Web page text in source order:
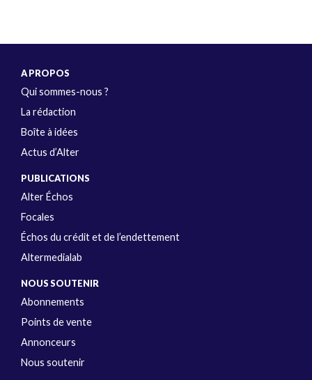
A PROPOS
Qui sommes-nous ?
La rédaction
Boîte à idées
Actus d’Alter
PUBLICATIONS
Alter Échos
Focales
Échos du crédit et de l’endettement
Altermedialab
NOUS SOUTENIR
Abonnements
Points de vente
Annonceurs
Nous soutenir